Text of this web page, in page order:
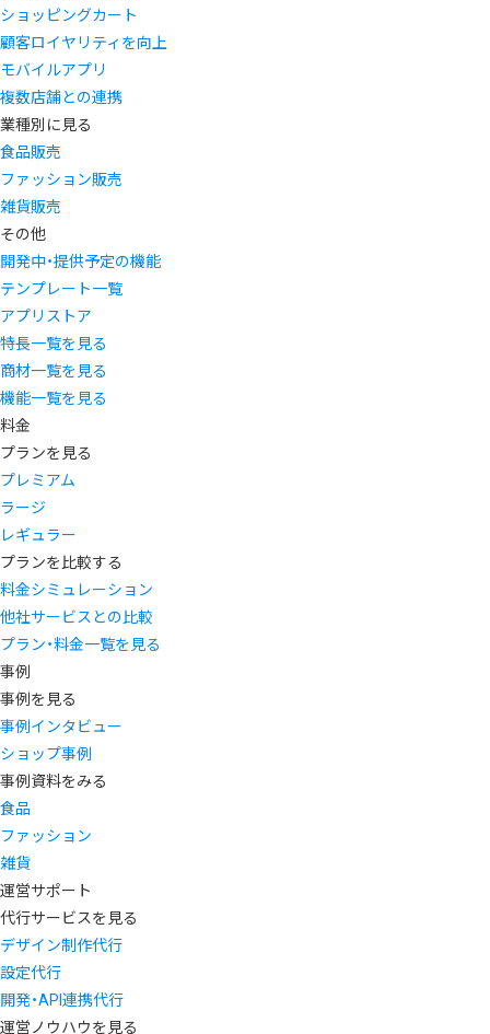
ショッピングカート
顧客ロイヤリティを向上
モバイルアプリ
複数店舗との連携
業種別に見る
食品販売
ファッション販売
雑貨販売
その他
開発中・提供予定の機能
テンプレート一覧
アプリストア
特長一覧を見る
商材一覧を見る
機能一覧を見る
料金
プランを見る
プレミアム
ラージ
レギュラー
プランを比較する
料金シミュレーション
他社サービスとの比較
プラン・料金一覧を見る
事例
事例を見る
事例インタビュー
ショップ事例
事例資料をみる
食品
ファッション
雑貨
運営サポート
代行サービスを見る
デザイン制作代行
設定代行
開発・API連携代行
運営ノウハウを見る